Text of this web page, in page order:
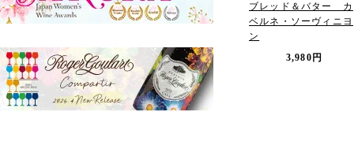
ブレッド＆バター カ
ベルネ・ソーヴィニヨ
ン
3,980円